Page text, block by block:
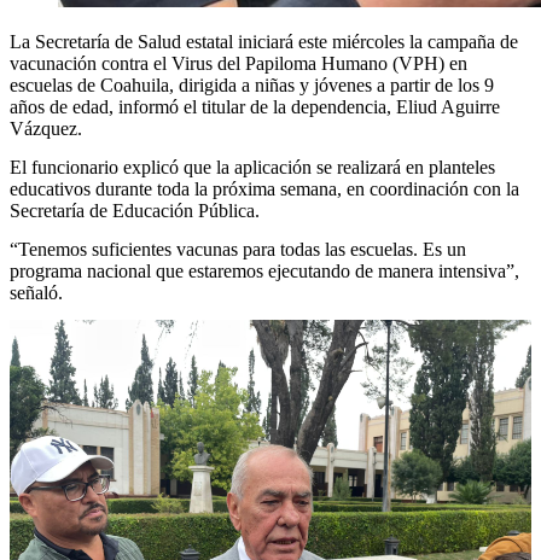
La Secretaría de Salud estatal iniciará este miércoles la campaña de
vacunación contra el Virus del Papiloma Humano (VPH) en
escuelas de Coahuila, dirigida a niñas y jóvenes a partir de los 9
años de edad, informó el titular de la dependencia, Eliud Aguirre
Vázquez.
El funcionario explicó que la aplicación se realizará en planteles
educativos durante toda la próxima semana, en coordinación con la
Secretaría de Educación Pública.
“Tenemos suficientes vacunas para todas las escuelas. Es un
programa nacional que estaremos ejecutando de manera intensiva”,
señaló.